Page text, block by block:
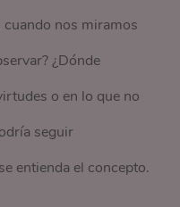
cuando nos miramos
¿Dónde
o en lo que no
seguir
entienda el concepto.